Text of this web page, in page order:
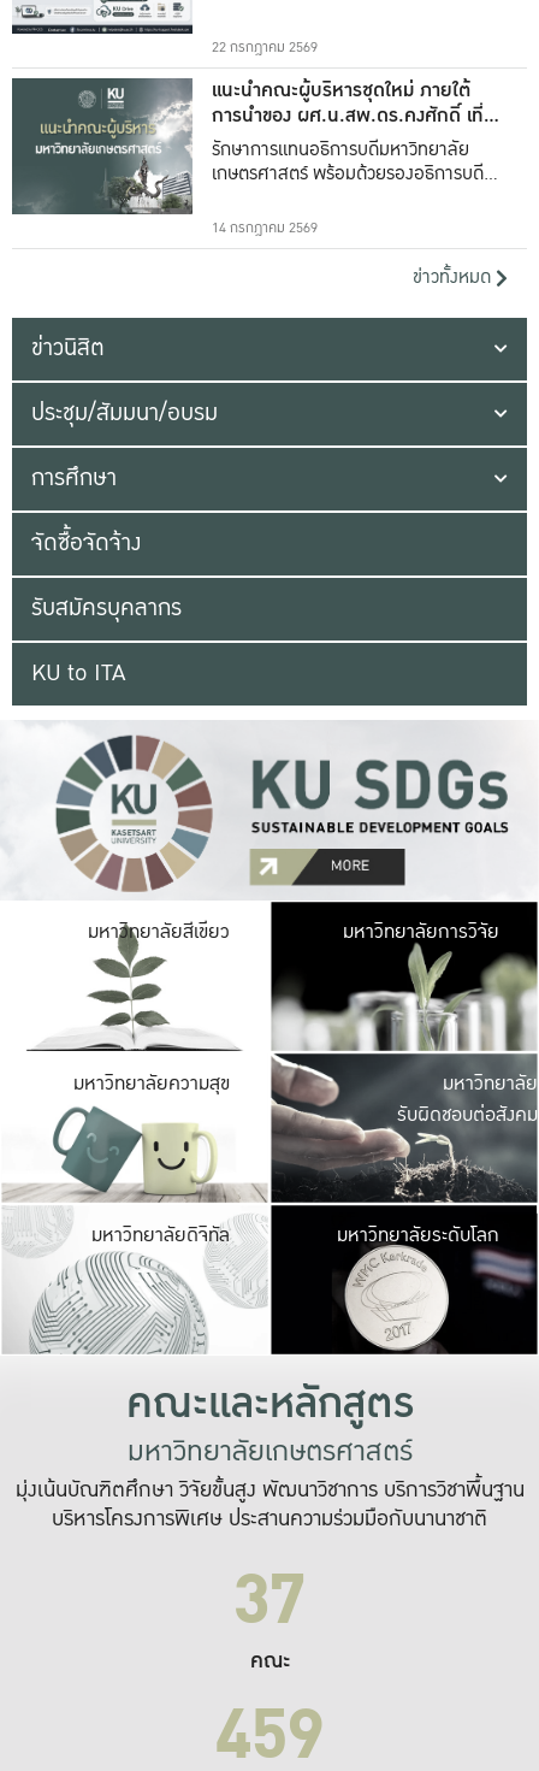
22 กรกฎาคม 2569
แนะนำคณะผู้บริหารชุดใหม่ ภายใต้
การนำของ ผศ.น.สพ.ดร.คงศักดิ์ เที่ยง
ธรรม
รักษาการแทนอธิการบดีมหาวิทยาลัย
เกษตรศาสตร์ พร้อมด้วยรองอธิการบดีทั้ง
14 กรกฎาคม 2569
ข่าวทั้งหมด
ข่าวนิสิต
ประชุม/สัมมนา/อบรม
การศึกษา
จัดซื้อจัดจ้าง
รับสมัครบุคลากร
KU to ITA
มหาวิทยาลัยสีเขียว มหาวิ
มีพื้นที่เขียวสดใส
เป็นป่าในเมือง เกษต
มหาวิทยาลัยการวิจัย
มหาวิทยาลัยความสุข มหาวิ
ค
เปิดประ
และพบเรื่องราวใ
มหาวิทยาลัย
รับผิดชอบต่อสังคม
มหาวิทยาลัยดิจิทัล มหาวิ
เปลี่ยนแปลง แล
เพื่อทำง
ระบบสารสนเทศ
มหาวิทยาลัยระดับโลก
คณะและหลักสูตร
มหาวิทยาลัยเกษตรศาสตร์
มุ่งเน้นบัณฑิตศึกษา วิจัยขั้นสูง พัฒนาวิชาการ บริการวิชาพื้นฐาน
บริหารโครงการพิเศษ ประสานความร่วมมือกับนานาชาติ
37
คณะ
459